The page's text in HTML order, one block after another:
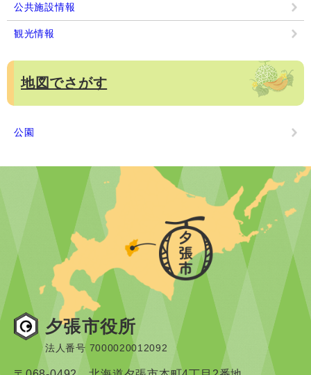
公共施設情報
観光情報
地図でさがす
公園
夕張市役所
法人番号 7000020012092